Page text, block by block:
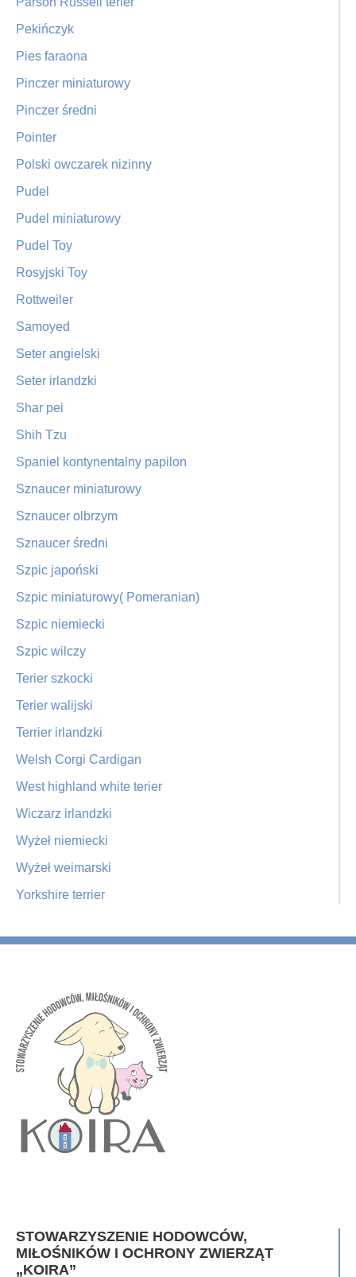
Pekińczyk
Pies faraona
Pinczer miniaturowy
Pinczer średni
Pointer
Polski owczarek nizinny
Pudel
Pudel miniaturowy
Pudel Toy
Rosyjski Toy
Rottweiler
Samoyed
Seter angielski
Seter irlandzki
Shar pei
Shih Tzu
Spaniel kontynentalny papilon
Sznaucer miniaturowy
Sznaucer olbrzym
Sznaucer średni
Szpic japoński
Szpic miniaturowy( Pomeranian)
Szpic niemiecki
Szpic wilczy
Terier szkocki
Terier walijski
Terrier irlandzki
Welsh Corgi Cardigan
West highland white terier
Wiczarz irlandzki
Wyżeł niemiecki
Wyżeł weimarski
Yorkshire terrier
STOWARZYSZENIE HODOWCÓW,
MIŁOŚNIKÓW I OCHRONY ZWIERZĄT
„KOIRA”